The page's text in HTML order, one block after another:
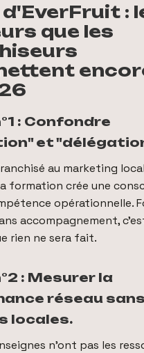
:
que les
: Confondre
et
au marketing
formation crée une
opérationnelle.
accompagnement,
rien ne sera fait.
: Mesurer la
réseau sans
locales.
n'ont pas les